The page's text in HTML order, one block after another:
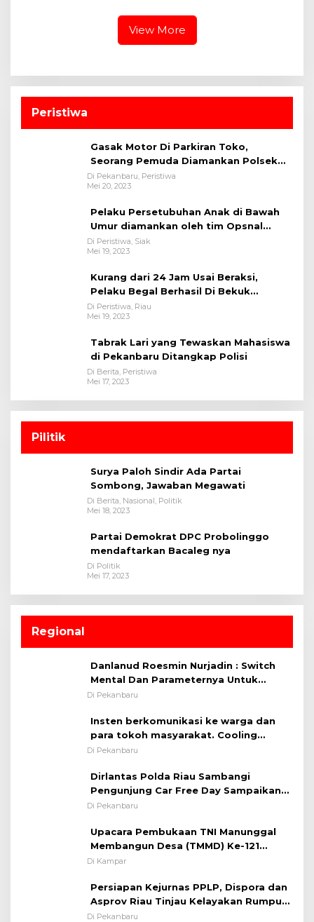
View More
Peristiwa
Gasak Motor Di Parkiran Toko,
Seorang Pemuda Diamankan Polsek
Bukit Raya
Di Pekanbaru, Peristiwa
Mei 20, 2023
Pelaku Persetubuhan Anak di Bawah
Umur diamankan oleh tim Opsnal
Polsek Tualang-Polres Siak-Polda Riau
Di Peristiwa, Siak
Mei 19, 2023
Kurang dari 24 Jam Usai Beraksi,
Pelaku Begal Berhasil Di Bekuk
Satreskrim Polres Kuansing
Di Peristiwa, Riau
Mei 19, 2023
Tabrak Lari yang Tewaskan Mahasiswa
di Pekanbaru Ditangkap Polisi
Di Berita, Peristiwa
Mei 17, 2023
Pilitik
Surya Paloh Sindir Ada Partai
Sombong, Jawaban Megawati
Di Berita, Nasional, Politik
Mei 18, 2023
Partai Demokrat DPC Probolinggo
mendaftarkan Bacaleg nya
Di Politik
Mei 17, 2023
Regional
Danlanud Roesmin Nurjadin : Switch
Mental Dan Parameternya Untuk
Melaksanakan ✈
Di Pekanbaru
Insten berkomunikasi ke warga dan
para tokoh masyarakat. Cooling
System OMP LK ²024 Polsek Rumbai,
Pentingnya Memelihara dan Menjaga
Situasi Kondusif
Di Pekanbaru
Dirlantas Polda Riau Sambangi
Pengunjung Car Free Day Sampaikan
Pesan Edukasi Kamtibmas &
Di Pekanbaru
Upacara Pembukaan TNI Manunggal
Membangun Desa (TMMD) Ke-121
Kodim 0313/KPR Tahun 2024) ?
Di Kampar
Persiapan Kejurnas PPLP, Dispora dan
Asprov Riau Tinjau Kelayakan Rumput
Lapangan Sepakbola
Di Pekanbaru